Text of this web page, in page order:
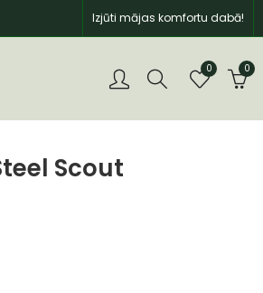
Izjūti mājas komfortu dabā!
0 0
Scout